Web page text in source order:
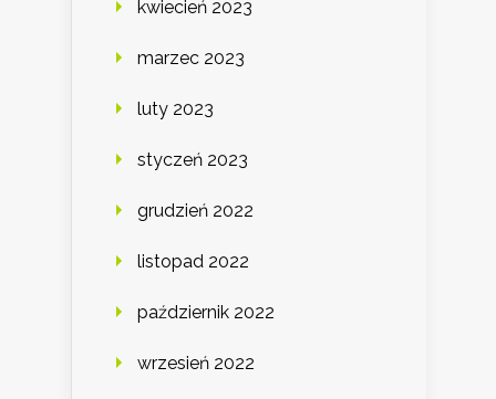
kwiecień 2023
marzec 2023
luty 2023
styczeń 2023
grudzień 2022
listopad 2022
październik 2022
wrzesień 2022